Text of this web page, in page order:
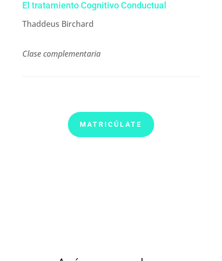
El tratamiento Cognitivo Conductual
Thaddeus Birchard
Clase complementaria
MATRICÚLATE